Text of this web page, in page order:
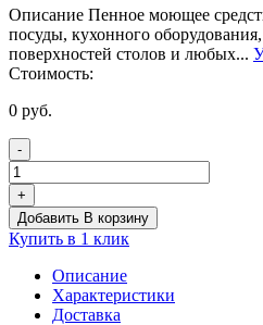
Описание Пенное моющее
посуды, кухонного
поверхностей столов и любых...
Стоимость:
0 руб.
-
Количество
товара
GLOSS
моющее
средство
посуды
антибактериальное
+
Добавить В корзину
Купить в 1 клик
Описание
Характеристики
Доставка